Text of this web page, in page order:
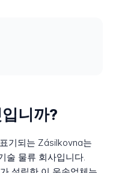
니까?
기되는 Zásilkovna는
술 물류 회사입니다.